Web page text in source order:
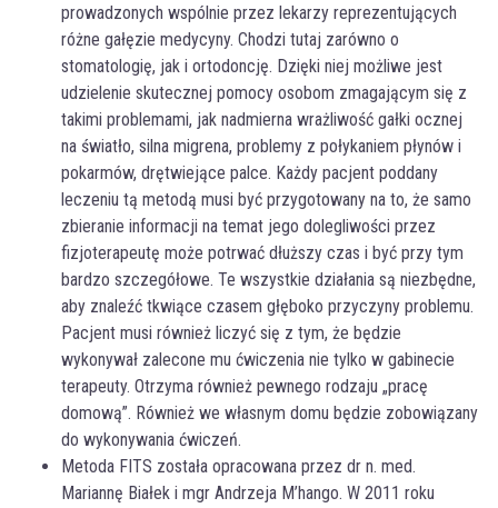
prowadzonych wspólnie przez lekarzy reprezentujących
różne gałęzie medycyny. Chodzi tutaj zarówno o
stomatologię, jak i ortodoncję. Dzięki niej możliwe jest
udzielenie skutecznej pomocy osobom zmagającym się z
takimi problemami, jak nadmierna wrażliwość gałki ocznej
na światło, silna migrena, problemy z połykaniem płynów i
pokarmów, drętwiejące palce. Każdy pacjent poddany
leczeniu tą metodą musi być przygotowany na to, że samo
zbieranie informacji na temat jego dolegliwości przez
fizjoterapeutę może potrwać dłuższy czas i być przy tym
bardzo szczegółowe. Te wszystkie działania są niezbędne,
aby znaleźć tkwiące czasem głęboko przyczyny problemu.
Pacjent musi również liczyć się z tym, że będzie
wykonywał zalecone mu ćwiczenia nie tylko w gabinecie
terapeuty. Otrzyma również pewnego rodzaju „pracę
domową”. Również we własnym domu będzie zobowiązany
do wykonywania ćwiczeń.
Metoda FITS została opracowana przez dr n. med.
Mariannę Białek i mgr Andrzeja M’hango. W 2011 roku